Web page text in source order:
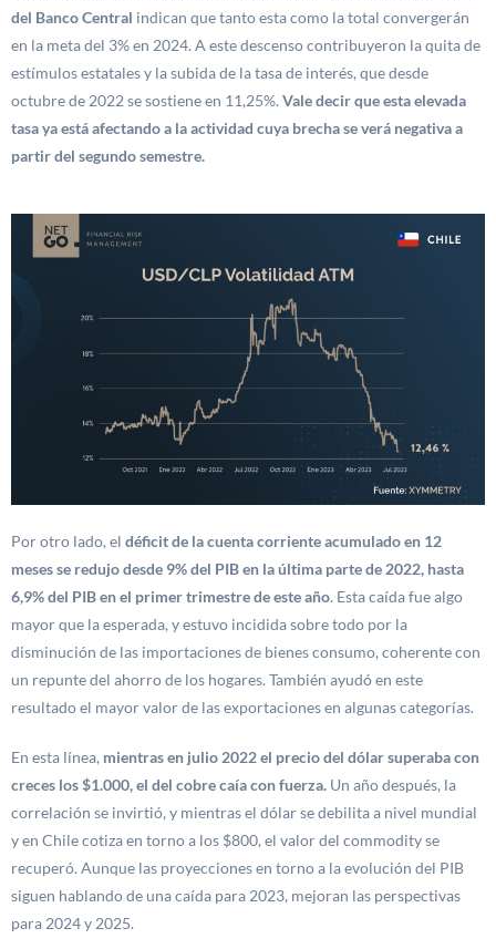
del Banco Central indican que tanto esta como la total convergerán
en la meta del 3% en 2024. A este descenso contribuyeron la quita de
estímulos estatales y la subida de la tasa de interés, que desde
octubre de 2022 se sostiene en 11,25%. Vale decir que esta elevada
tasa ya está afectando a la actividad cuya brecha se verá negativa a
partir del segundo semestre.
Por otro lado, el déficit de la cuenta corriente acumulado en 12
meses se redujo desde 9% del PIB en la última parte de 2022, hasta
6,9% del PIB en el primer trimestre de este año. Esta caída fue algo
mayor que la esperada, y estuvo incidida sobre todo por la
disminución de las importaciones de bienes consumo, coherente con
un repunte del ahorro de los hogares. También ayudó en este
resultado el mayor valor de las exportaciones en algunas categorías.
En esta línea, mientras en julio 2022 el precio del dólar superaba con
creces los $1.000, el del cobre caía con fuerza. Un año después, la
correlación se invirtió, y mientras el dólar se debilita a nivel mundial
y en Chile cotiza en torno a los $800, el valor del commodity se
recuperó. Aunque las proyecciones en torno a la evolución del PIB
siguen hablando de una caída para 2023, mejoran las perspectivas
para 2024 y 2025.